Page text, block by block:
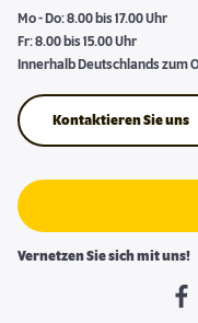
Mo - Do: 8.00 bis 17.00 Uhr
Fr: 8.00 bis 15.00 Uhr
Innerhalb Deutschlands zum
Kontaktieren Sie uns
Vernetzen Sie sich mit uns!